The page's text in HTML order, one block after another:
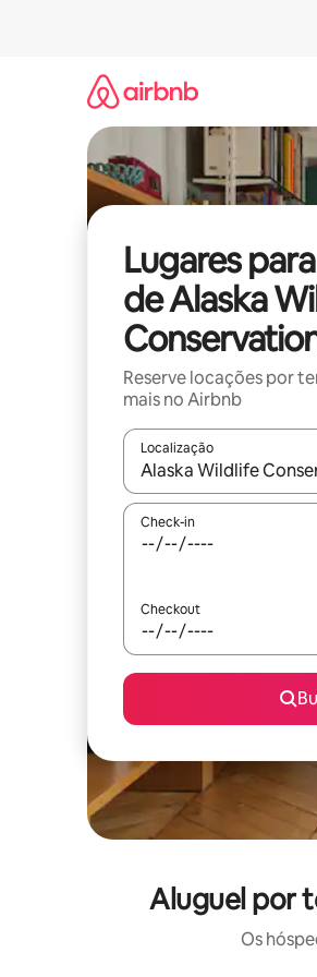
Lugares
de Alaska
Reserve locações por
mais no Airbnb
Localização
Quando os resultados
Check-in
Checkout
Aluguel por
Os